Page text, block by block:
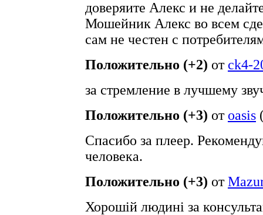
доверяите Алекс и не
Мошейник Алекс во всем
сам не честен с
Положительно (+2) от ck4-
за стремление в лучшему
Положительно (+3) от oasis
Спасибо за плеер.
человека.
Положительно (+3) от
Хорошій людині за